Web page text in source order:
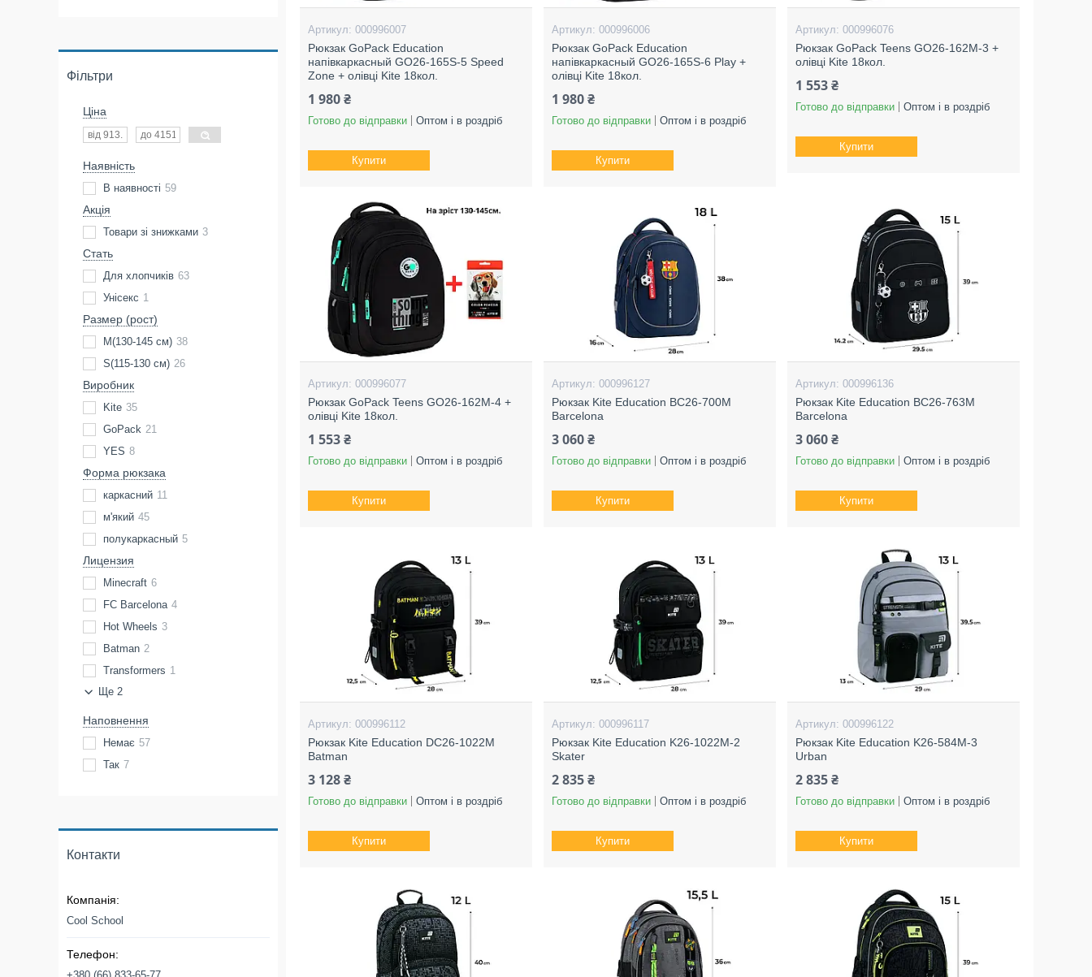
000996007
Рюкзак GoPack Education
напівкаркасный GO26-165S-5 Speed
Zone + олівці Kite 18кол.
1 980 ₴
Готово до відправки Оптом і в роздріб
Купити
000996006
Рюкзак GoPack Education
напівкаркасный GO26-165S-6 Play +
олівці Kite 18кол.
1 980 ₴
Готово до відправки Оптом і в роздріб
Купити
000996076
Рюкзак GoPack Teens GO26-162M-3 +
олівці Kite 18кол.
1 553 ₴
Готово до відправки Оптом і в роздріб
Купити
000996077
Рюкзак GoPack Teens GO26-162M-4 +
олівці Kite 18кол.
1 553 ₴
Готово до відправки Оптом і в роздріб
Купити
000996127
Рюкзак Kite Education BC26-700M
Barcelona
3 060 ₴
Готово до відправки Оптом і в роздріб
Купити
000996136
Рюкзак Kite Education BC26-763M
Barcelona
3 060 ₴
Готово до відправки Оптом і в роздріб
Купити
000996112
Рюкзак Kite Education DC26-1022M
Batman
3 128 ₴
Готово до відправки Оптом і в роздріб
Купити
000996117
Рюкзак Kite Education K26-1022M-2
Skater
2 835 ₴
Готово до відправки Оптом і в роздріб
Купити
000996122
Рюкзак Kite Education K26-584M-3
Urban
2 835 ₴
Готово до відправки Оптом і в роздріб
Купити
Фільтри
Ціна
Наявність
В наявності 59
Акція
Товари зі знижками 3
Стать
Для хлопчиків 63
Унісекс 1
Размер (рост)
M(130-145 см) 38
S(115-130 см) 26
Виробник
Kite 35
GoPack 21
YES 8
Форма рюкзака
каркасний 11
м'який 45
полукаркасный 5
Лицензия
Minecraft 6
FC Barcelona 4
Hot Wheels 3
Batman 2
Transformers 1
Ще 2
Наповнення
Немає 57
Так 7
Контакти
Cool School